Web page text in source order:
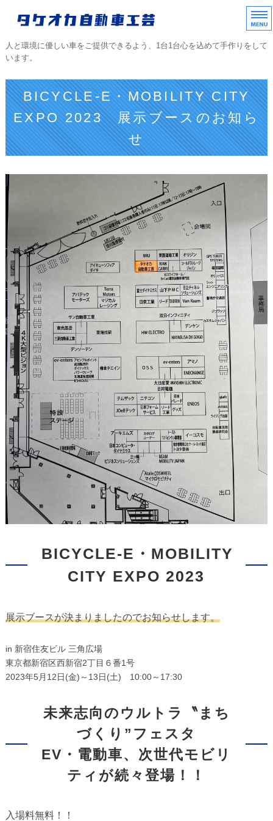
タケオカ自動車工芸
人と環境に優しい車をご提供できるよう、1台1台心を込めて手作りをして
います。
ホーム
TAKEOKAラインアップ
中古車販売/部品販売
BICYCLE-E・MOBILITY CITY
EXPO 2023 展示ブースのお知ら
せ
BICYCLE-E・MOBILITY
CITY EXPO 2023
展示ブースが決まりましたのでお知らせします。
in 新宿住友ビル 三角広場
東京都新宿区西新宿2丁目６番1号
2023年5月12日(金)～13日(土) 10:00～17:30
未来志向のウルトラ〝まち
づくり”フェスタ
EV・電動車、次世代モビリ
ティが続々登場！！
入場料無料！！